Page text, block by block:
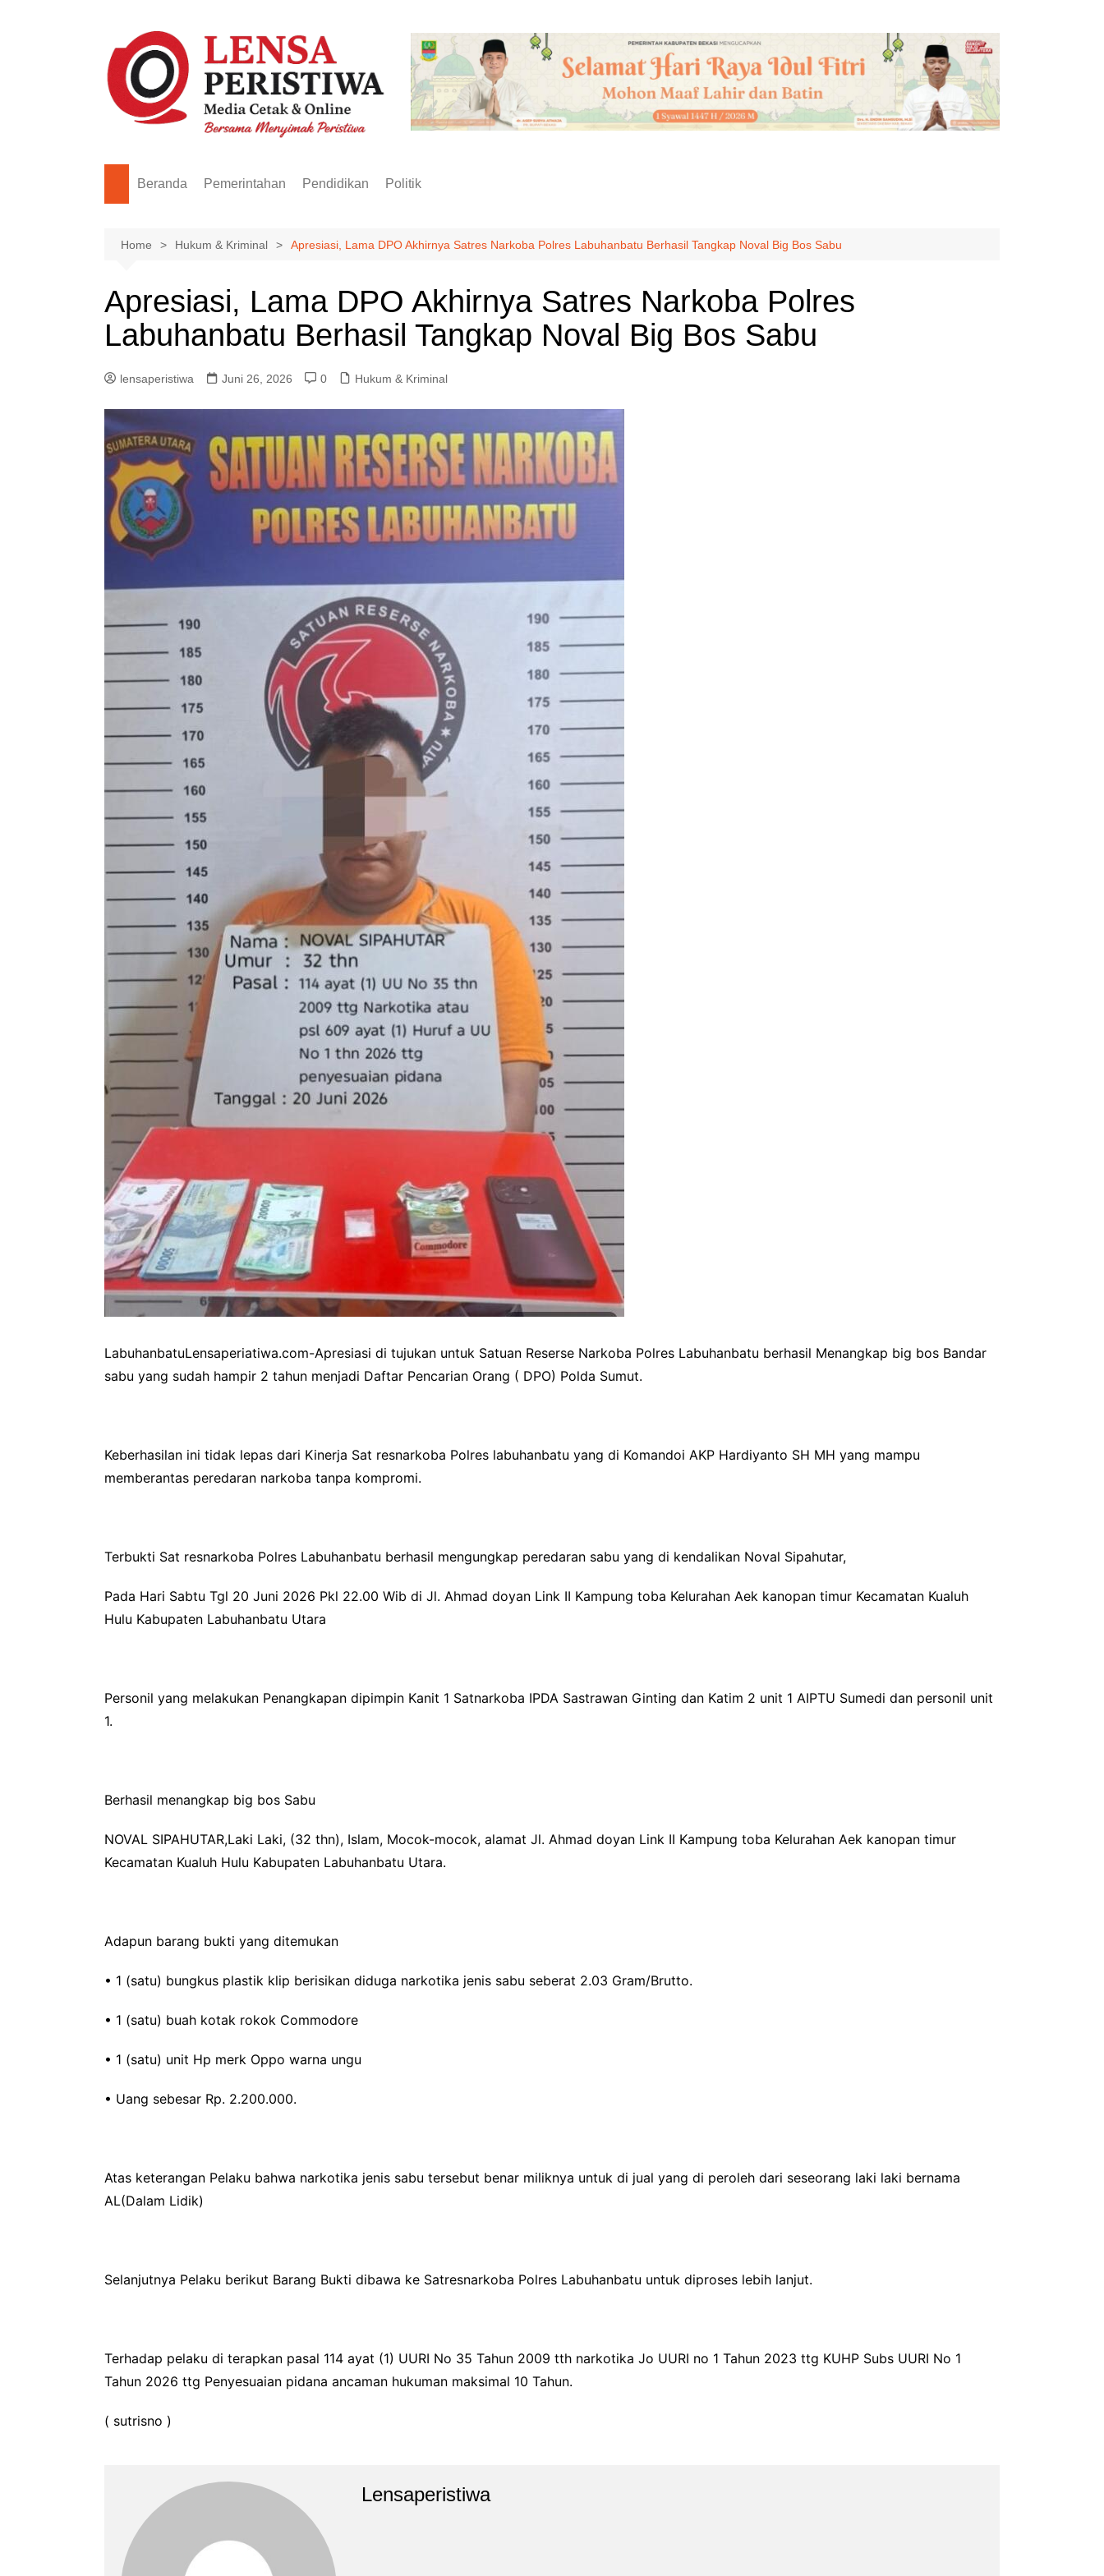
Beranda Pemerintahan Pendidikan Politik
Home Hukum & Kriminal Apresiasi, Lama DPO Akhirnya Satres Narkoba Polres Labuhanbatu Berhasil Tangkap Noval Big Bos Sabu
Apresiasi, Lama DPO Akhirnya Satres Narkoba Polres
Labuhanbatu Berhasil Tangkap Noval Big Bos Sabu
lensaperistiwa Juni 26, 2026 0 Hukum & Kriminal
LabuhanbatuLensaperiatiwa.com-Apresiasi di tujukan untuk Satuan Reserse Narkoba Polres Labuhanbatu berhasil Menangkap big bos Bandar
sabu yang sudah hampir 2 tahun menjadi Daftar Pencarian Orang ( DPO) Polda Sumut.
Keberhasilan ini tidak lepas dari Kinerja Sat resnarkoba Polres labuhanbatu yang di Komandoi AKP Hardiyanto SH MH yang mampu
memberantas peredaran narkoba tanpa kompromi.
‎Terbukti Sat resnarkoba Polres Labuhanbatu berhasil mengungkap peredaran sabu yang di kendalikan Noval Sipahutar,
‎Pada Hari Sabtu Tgl 20 Juni 2026 Pkl 22.00 Wib di Jl. Ahmad doyan Link II Kampung toba Kelurahan Aek kanopan timur Kecamatan Kualuh
Hulu Kabupaten Labuhanbatu Utara
‎Personil yang melakukan Penangkapan dipimpin Kanit 1 Satnarkoba IPDA Sastrawan Ginting dan Katim 2 unit 1 AIPTU Sumedi dan personil unit
1.
‎‎Berhasil menangkap big bos Sabu
‎NOVAL SIPAHUTAR,Laki Laki, (32 thn), Islam, Mocok-mocok, alamat Jl. Ahmad doyan Link II Kampung toba Kelurahan Aek kanopan timur
Kecamatan Kualuh Hulu Kabupaten Labuhanbatu Utara.
‎Adapun barang bukti yang ditemukan
‎• 1 (satu) bungkus plastik klip berisikan diduga narkotika jenis sabu seberat 2.03 Gram/Brutto.
• 1 (satu) buah kotak rokok Commodore
• 1 (satu) unit Hp merk Oppo warna ungu
• Uang sebesar Rp. 2.200.000.
‎Atas keterangan Pelaku bahwa narkotika jenis sabu tersebut benar miliknya untuk di jual yang di peroleh dari seseorang laki laki bernama
AL(Dalam Lidik)
‎Selanjutnya Pelaku berikut Barang Bukti dibawa ke Satresnarkoba Polres Labuhanbatu untuk diproses lebih lanjut.
Terhadap pelaku di terapkan pasal 114 ayat (1) UURI No 35 Tahun 2009 tth narkotika Jo UURI no 1 Tahun 2023 ttg KUHP Subs UURI No 1
Tahun 2026 ttg Penyesuaian pidana ancaman hukuman maksimal 10 Tahun.
( sutrisno )
Lensaperistiwa